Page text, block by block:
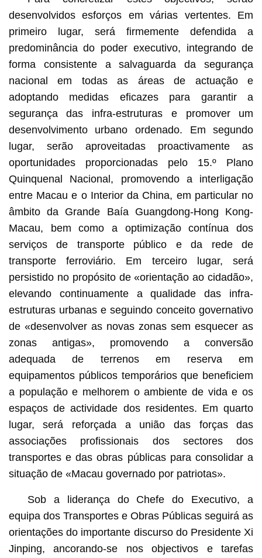
desenvolvidos esforços em várias vertentes. Em
primeiro lugar, será firmemente defendida a
predominância do poder executivo, integrando de
forma consistente a salvaguarda da segurança
nacional em todas as áreas de actuação e
adoptando medidas eficazes para garantir a
segurança das infra-estruturas e promover um
desenvolvimento urbano ordenado. Em segundo
lugar, serão aproveitadas proactivamente as
oportunidades proporcionadas pelo 15.º Plano
Quinquenal Nacional, promovendo a interligação
entre Macau e o Interior da China, em particular no
âmbito da Grande Baía Guangdong-Hong Kong-
Macau, bem como a optimização contínua dos
serviços de transporte público e da rede de
transporte ferroviário. Em terceiro lugar, será
persistido no propósito de «orientação ao cidadão»,
elevando continuamente a qualidade das infra-
estruturas urbanas e seguindo conceito governativo
de «desenvolver as novas zonas sem esquecer as
zonas antigas», promovendo a conversão
adequada de terrenos em reserva em
equipamentos públicos temporários que beneficiem
a população e melhorem o ambiente de vida e os
espaços de actividade dos residentes. Em quarto
lugar, será reforçada a união das forças das
associações profissionais dos sectores dos
transportes e das obras públicas para consolidar a
situação de «Macau governado por patriotas».
Sob a liderança do Chefe do Executivo, a
equipa dos Transportes e Obras Públicas seguirá as
orientações do importante discurso do Presidente Xi
Jinping, ancorando-se nos objectivos e tarefas